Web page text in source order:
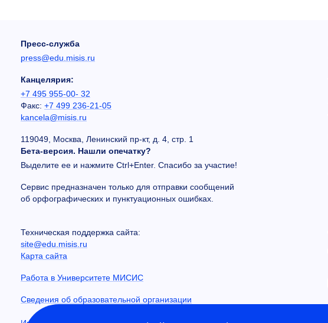
Пресс-служба
press@edu.misis.ru
Канцелярия:
+7 495 955-00- 32
Факс: +7 499 236-21-05
kancela@misis.ru
119049, Москва, Ленинский пр-кт, д. 4, стр. 1
Бета-версия. Нашли опечатку?
Выделите ее и нажмите Ctrl+Enter. Спасибо за участие!
Сервис предназначен только для отправки сообщений
об орфографических и пунктуационных ошибках.
Техническая поддержка сайта:
site@edu.misis.ru
Карта сайта
Работа в Университете МИСИС
Сведения об образовательной организации